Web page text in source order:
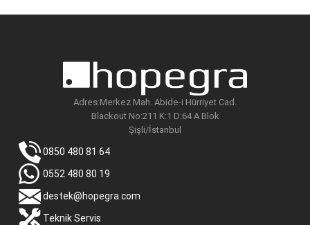
Adres:Merkez Mah. Abide-i Hürriyet Cad.
Blackout No:211 K:1 D:64 A Blok
Şişli/İstanbul
0850 480 81 64
0552 480 80 19
destek@hopegra.com
Teknik Servis